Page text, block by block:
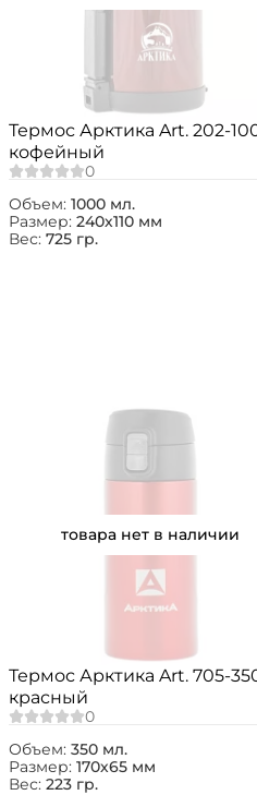
Термос Арктика Art. 202-
кофейный
Объем: 1000 мл.
Размер: 240х110 мм
Вес: 725 гр.
товара нет в наличии
Термос Арктика Art. 705-
красный
Объем: 350 мл.
Размер: 170х65 мм
Вес: 223 гр.
У